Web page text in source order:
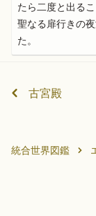
たら二度と出る
聖なる扉行きの
た。
古宮殿
統合世界図鑑